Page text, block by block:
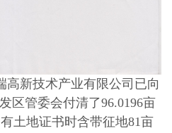
高新技术产业有限公司已向
区管委会付清了96.0196亩
土地证书时含带征地81亩